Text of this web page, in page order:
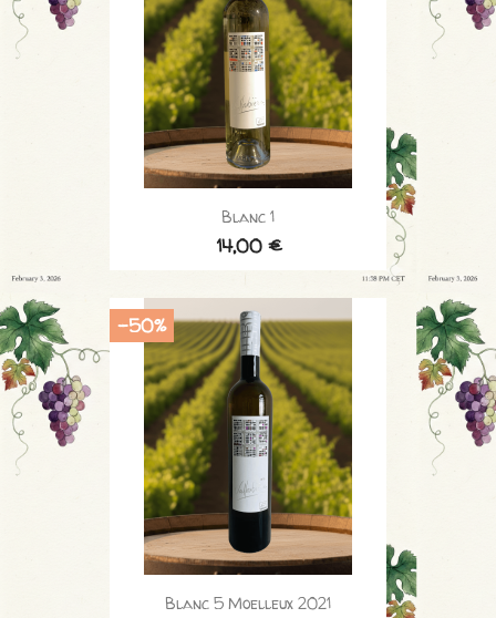
Blanc 1
14,00 €
Blanc 5 Moelleux 2021
-50%